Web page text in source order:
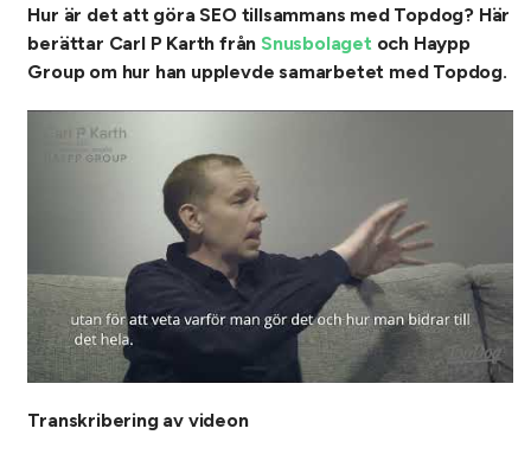
Hur är det att göra SEO tillsammans med Topdog? Här
berättar Carl P Karth från Snusbolagetoch Haypp
Group om hur han upplevde samarbetet med Topdog.
Transkribering av videon